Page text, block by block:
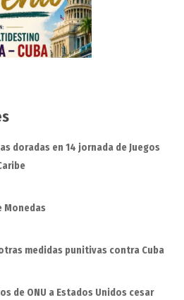
doradas en 14 jornada de Juegos
Monedas
medidas punitivas contra Cuba
de ONU a Estados Unidos cesar